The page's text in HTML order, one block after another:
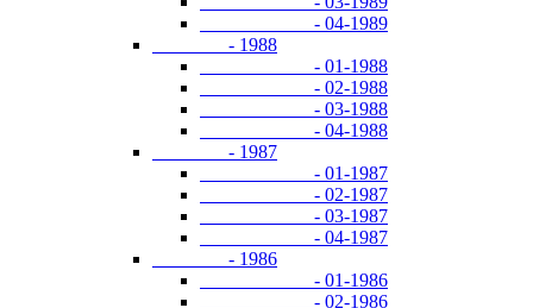
- 04-1989
- 1988
- 01-1988
- 02-1988
- 03-1988
- 04-1988
- 1987
- 01-1987
- 02-1987
- 03-1987
- 04-1987
- 1986
- 01-1986
- 02-1986